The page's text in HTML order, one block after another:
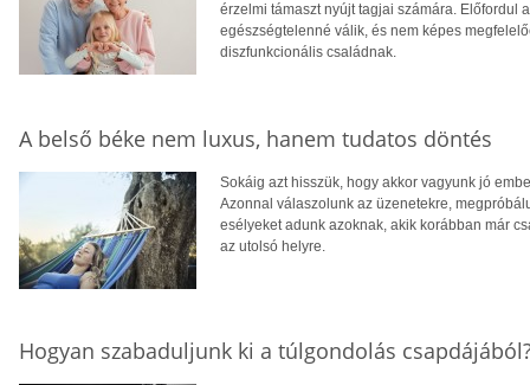
érzelmi támaszt nyújt tagjai számára. Előfordul
egészségtelenné válik, és nem képes
diszfunkcionális családnak.
A belső béke nem luxus, hanem tudatos döntés
Sokáig azt hisszük, hogy akkor vagyunk jó
Azonnal válaszolunk az üzenetekre,
esélyeket adunk azoknak, akik korábban már
az utolsó helyre.
Hogyan szabaduljunk ki a túlgondolás